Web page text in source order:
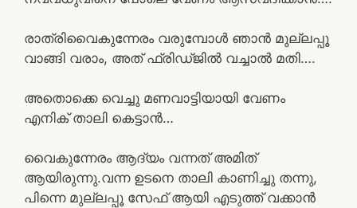
രാത്രിവൈകുന്നേരം വരുമ്പോൾ ഞാൻ മുല്ലപ്പൂ
വാങ്ങി വരാം, അത് ഫ്രിഡ്ജിൽ വച്ചാൽ മതി….
അതൊക്കെ വെച്ചു മണവാട്ടിയായി വേണം
എനിക് താലി കെട്ടാൻ…
വൈകുന്നേരം ആദ്യം വന്നത് അമിത്
ആയിരുന്നു.വന്ന ഉടനെ താലി കാണിച്ചു തന്നു,
പിന്നെ മുല്ലപ്പൂ സേഫ് ആയി എടുത്ത് വക്കാൻ